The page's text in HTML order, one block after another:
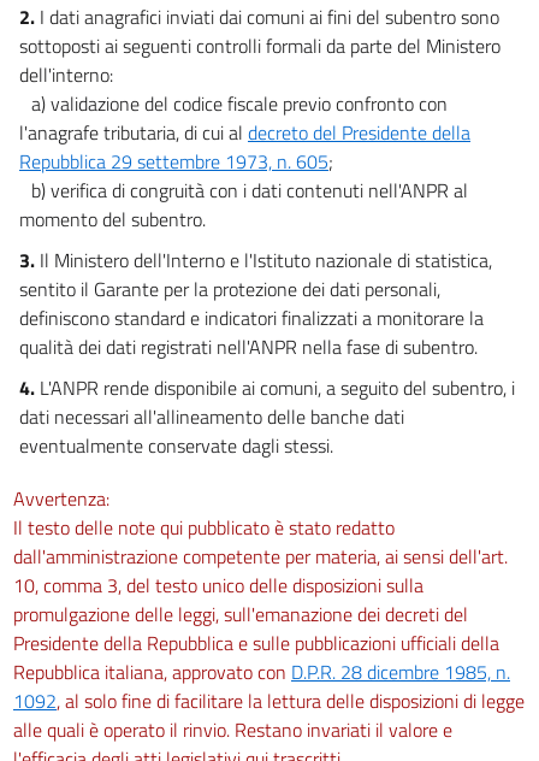
2. I dati anagrafici inviati dai comuni ai fini del subentro sono
sottoposti ai seguenti controlli formali da parte del Ministero
dell'interno:
a) validazione del codice fiscale previo confronto con
l'anagrafe tributaria, di cui al decreto del Presidente della
Repubblica 29 settembre 1973, n. 605;
b) verifica di congruità con i dati contenuti nell'ANPR al
momento del subentro.
3. Il Ministero dell'Interno e l'Istituto nazionale di statistica,
sentito il Garante per la protezione dei dati personali,
definiscono standard e indicatori finalizzati a monitorare la
qualità dei dati registrati nell'ANPR nella fase di subentro.
4. L'ANPR rende disponibile ai comuni, a seguito del subentro, i
dati necessari all'allineamento delle banche dati
eventualmente conservate dagli stessi.
Avvertenza:
Il testo delle note qui pubblicato è stato redatto
dall'amministrazione competente per materia, ai sensi dell'art.
10, comma 3, del testo unico delle disposizioni sulla
promulgazione delle leggi, sull'emanazione dei decreti del
Presidente della Repubblica e sulle pubblicazioni ufficiali della
Repubblica italiana, approvato con D.P.R. 28 dicembre 1985, n.
1092, al solo fine di facilitare la lettura delle disposizioni di legge
alle quali è operato il rinvio. Restano invariati il valore e